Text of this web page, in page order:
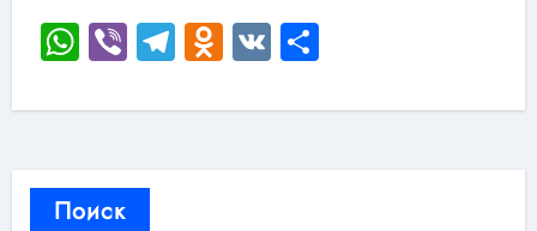
WhatsApp
ViberTelegram
Odnoklassniki
VKОтправить
Поиск